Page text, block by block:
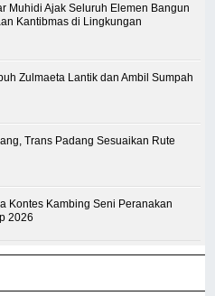
Muhidi Ajak Seluruh Elemen Bangun
Kantibmas di Lingkungan
Zulmaeta Lantik dan Ambil Sumpah
Trans Padang Sesuaikan Rute
Kontes Kambing Seni Peranakan
2026